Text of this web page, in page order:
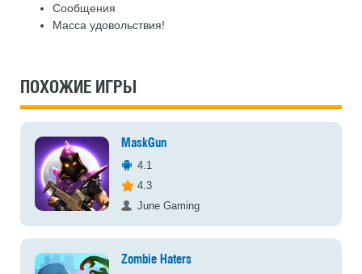
Сообщения
Масса удовольствия!
ПОХОЖИЕ ИГРЫ
MaskGun
4.1
4.3
June Gaming
Zombie Haters